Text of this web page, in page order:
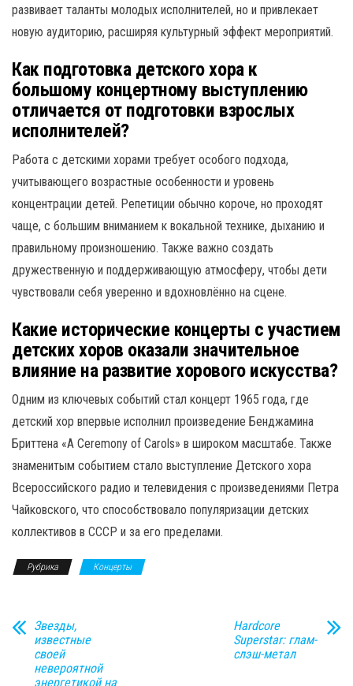
развивает таланты молодых исполнителей, но и привлекает
новую аудиторию, расширяя культурный эффект мероприятий.
Как подготовка детского хора к
большому концертному выступлению
отличается от подготовки взрослых
исполнителей?
Работа с детскими хорами требует особого подхода,
учитывающего возрастные особенности и уровень
концентрации детей. Репетиции обычно короче, но проходят
чаще, с большим вниманием к вокальной технике, дыханию и
правильному произношению. Также важно создать
дружественную и поддерживающую атмосферу, чтобы дети
чувствовали себя уверенно и вдохновлённо на сцене.
Какие исторические концерты с участием
детских хоров оказали значительное
влияние на развитие хорового искусства?
Одним из ключевых событий стал концерт 1965 года, где
детский хор впервые исполнил произведение Бенджамина
Бриттена «A Ceremony of Carols» в широком масштабе. Также
знаменитым событием стало выступление Детского хора
Всероссийского радио и телевидения с произведениями Петра
Чайковского, что способствовало популяризации детских
коллективов в СССР и за его пределами.
Рубрика Концерты
Звезды,
известные
своей
невероятной
энергетикой на
Hardcore
Superstar: глам-
слэш-метал